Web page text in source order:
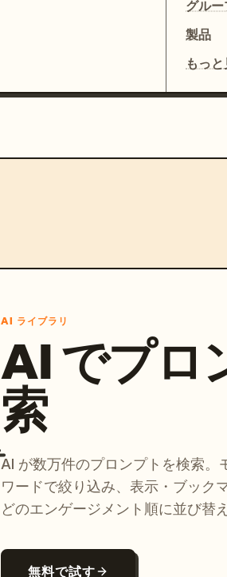
グル
製品
もっ
AI ライブラリ
AI でプロ
索
AI が数万件のプロンプトを検索。
ワードで絞り込み、表示・ブック
どのエンゲージメント順に並び替
無料で試す